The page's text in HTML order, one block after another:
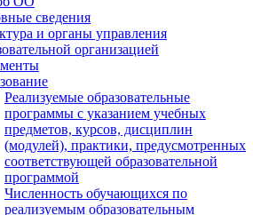
сведения
и органы управления
организацией
Реализуемые образовательные
программы с указанием учебных
предметов, курсов, дисциплин
(модулей), практики, предусмотренных
соответствующей образовательной
программой
Численность обучающихся по
реализуемым образовательным